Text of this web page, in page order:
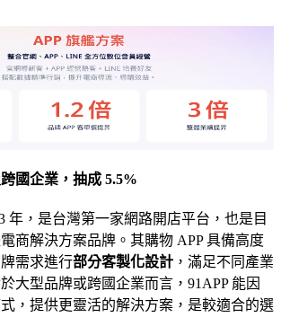
國企業，抽成 5.5%
年，是台灣第一家網路開店平台，也是目
商解決方案品牌。其購物 APP 具備高度
需求進行部分客製化設計 ，滿足不同產業
大型品牌或跨國企業而言，91APP 能因
，提供更靈活的解決方案，是較適合的選